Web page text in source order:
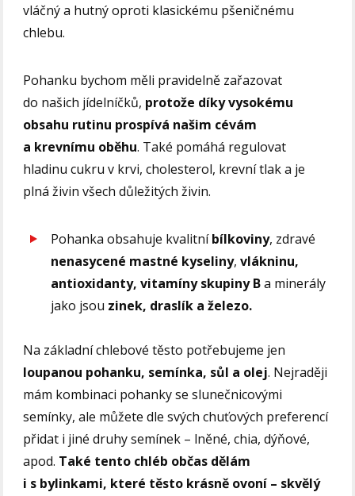
vláčný a hutný oproti klasickému pšeničnému
chlebu.
Pohanku bychom měli pravidelně zařazovat
do našich jídelníčků, protože díky vysokému
obsahu rutinu prospívá našim cévám
a krevnímu oběhu. Také pomáhá regulovat
hladinu cukru v krvi, cholesterol, krevní tlak a je
plná živin všech důležitých živin.
Pohanka obsahuje kvalitníbílkoviny, zdravé
nenasycené mastné kyseliny,vlákninu,
antioxidanty, vitamíny skupiny Ba minerály
jako jsou zinek, draslík a železo.
Na základní chlebové těsto potřebujeme jen
loupanou pohanku, semínka, sůl a olej. Nejraději
mám kombinaci pohanky se slunečnicovými
semínky, ale můžete dle svých chuťových preferencí
přidat i jiné druhy semínek – lněné, chia, dýňové,
apod. Také tento chléb občas dělám
i s bylinkami, které těsto krásně ovoní – skvělý